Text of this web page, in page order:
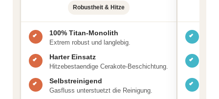
Robustheit & Hitze
100% Titan-Monolith
Extrem robust und langlebig.
Harter Einsatz
Hitzebestaendige Cerakote-Beschichtung.
Selbstreinigend
Gasfluss unterstuetzt die Reinigung.